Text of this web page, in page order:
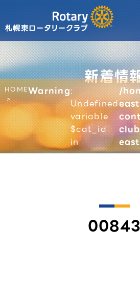
新着情
HOMEWarning:
Undefined
variable
$cat_id
in
/
00843